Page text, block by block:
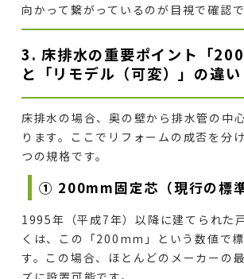
向かって繋がっているのが目視で確認で
3. 床排水の重要ポイント「
と「リモデル（可変）」の違い
床排水の場合、奥の壁から排水管の中
ります。ここでリフォームの成否を分
つの規格です。
① 200mm固定芯（現行の標準
1995年（平成7年）以降に建てられた
くは、この「200mm」という数値で
す。この場合、ほとんどのメーカーの